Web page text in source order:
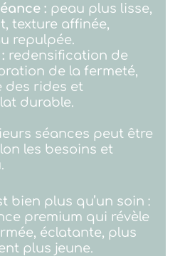
: peau plus lisse,
texture affinée,
repulpée.
redensification de
de la fermeté,
des rides et
durable.
séances peut être
les besoins et
bien plus qu’un soin :
premium qui révèle
éclatante, plus
plus jeune.